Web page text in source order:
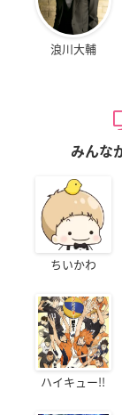
浪川大輔
みんな
ちいかわ
ハイキュー!!